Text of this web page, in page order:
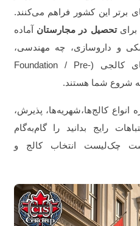
برتر این کشور فراهم می‌کنند.
برایتحصیل در مجارستان آماده
و داروسازی، چه مهندسی،
علوم پایه یا مدیریت—دوره‌های کالجی (Foundation / Pre-
انواع کالج‌ها،شهریه‌ها، پذیرش،
رایج بدانید را گام‌به‌گام
چک‌لیست انتخاب کالج و